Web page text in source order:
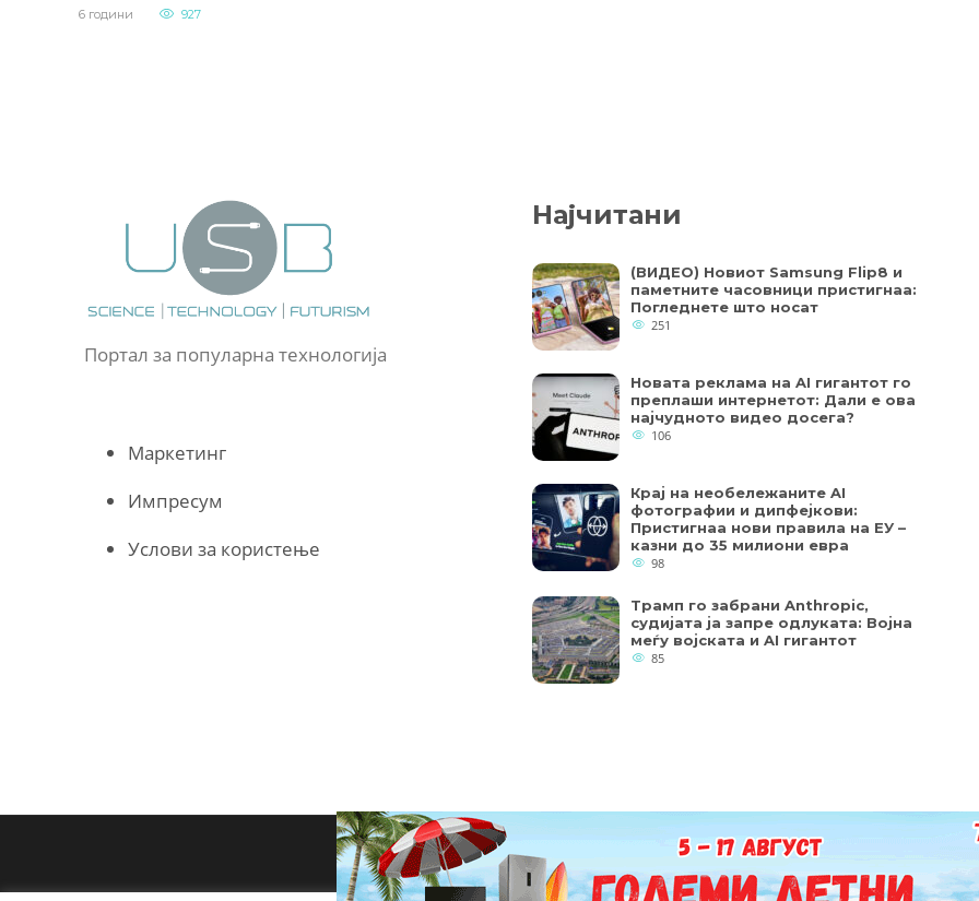
6 години 927
Портал за популарна технологија
Маркетинг
Импресум
Услови за користење
Најчитани
(ВИДЕО) Новиот Samsung Flip8 и
паметните часовници пристигнаа:
Погледнете што носат
251
Новата реклама на AI гигантот го
преплаши интернетот: Дали е ова
најчудното видео досега?
106
Крај на необележаните AI
фотографии и дипфејкови:
Пристигнаа нови правила на ЕУ –
казни до 35 милиони евра
98
Трамп го забрани Anthropic,
судијата ја запре одлуката: Војна
меѓу војската и AI гигантот
85